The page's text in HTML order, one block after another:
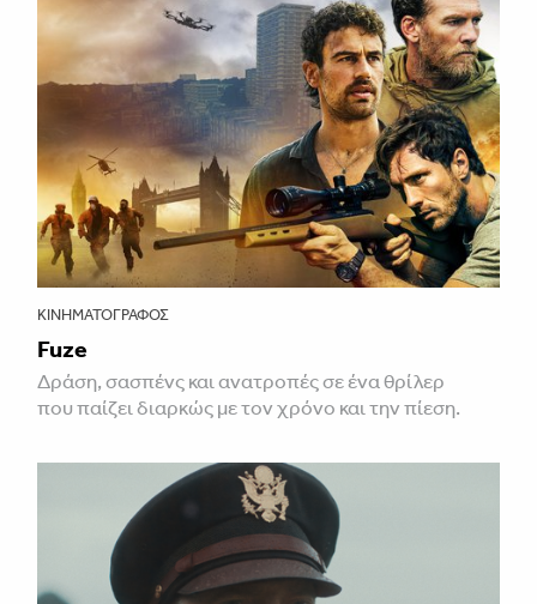
ΚΙΝΗΜΑΤΟΓΡΆΦΟΣ
Fuze
Δράση, σασπένς και ανατροπές σε ένα θρίλερ
που παίζει διαρκώς με τον χρόνο και την πίεση.